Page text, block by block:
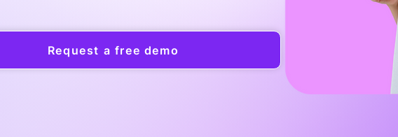
Request a free demo